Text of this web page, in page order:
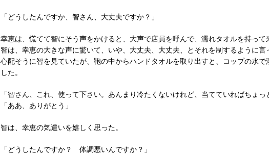
「どうしたんですか、智さん、大丈夫ですか？」
幸恵は、慌てて智にそう声をかけると、大声で店員を呼んで、濡れタオルを持って
智は、幸恵の大きな声に驚いて、いや、大丈夫、大丈夫、とそれを制するように言
心配そうに智を見ていたが、鞄の中からハンドタオルを取り出すと、コップの水
した。
「智さん、これ、使って下さい。あんまり冷たくないけれど、当てていればちょ
「ああ、ありがとう」
智は、幸恵の気遣いを嬉しく思った。
「どうしたんですか？ 体調悪いんですか？」